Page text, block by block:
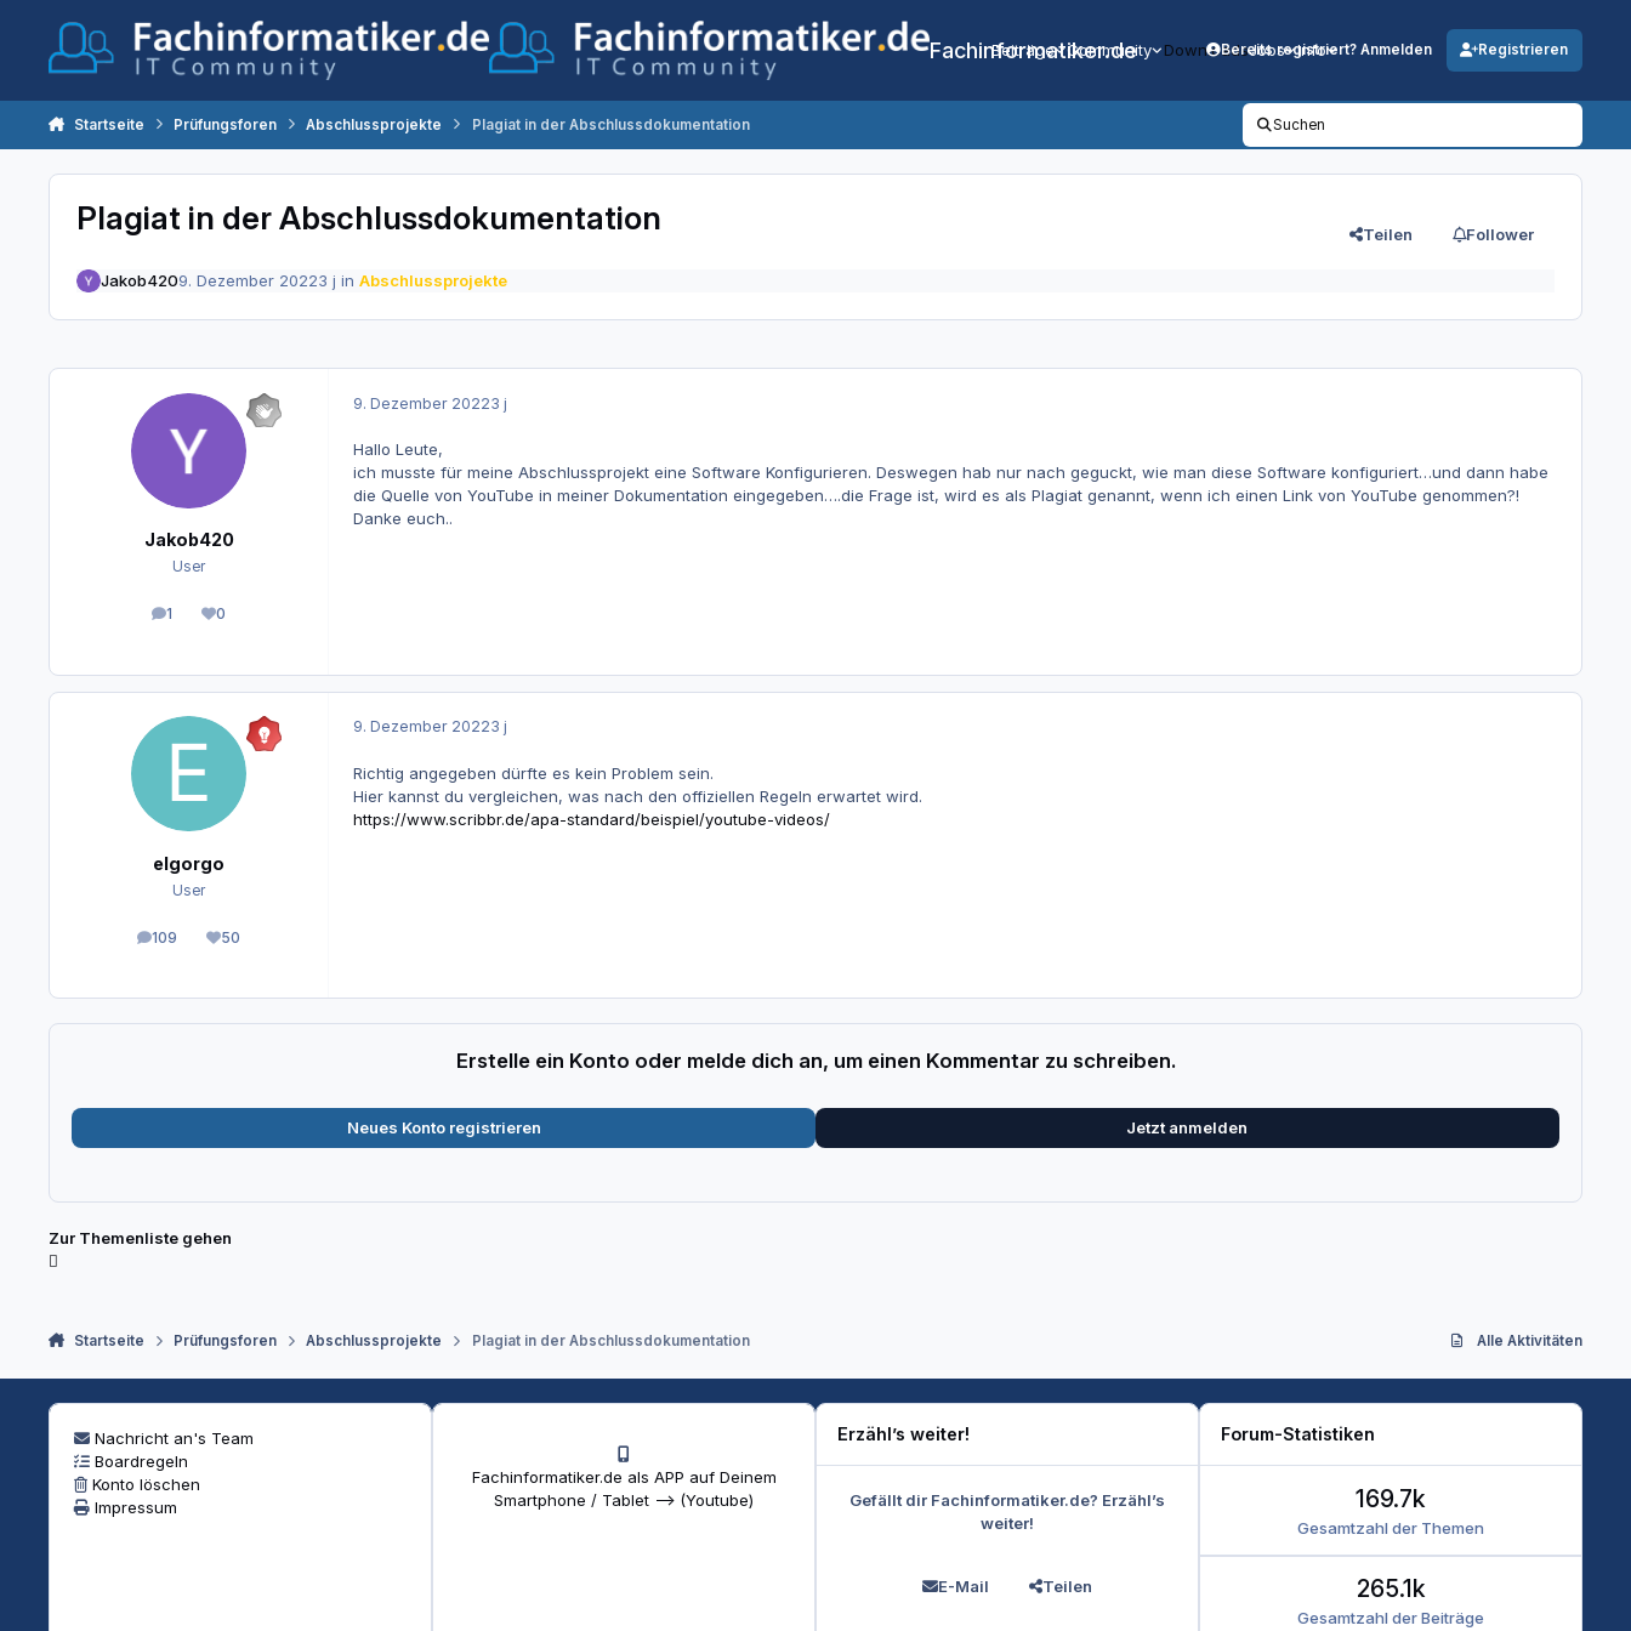
Fachinformatiker.de
Beiträge Community DownloadsJobs Info
Bereits registriert? Anmelden Registrieren
Startseite Prüfungsforen Abschlussprojekte Plagiat in der Abschlussdokumentation Suchen
Plagiat in der Abschlussdokumentation Teilen Follower
Jakob4209. Dezember 20223 j in Abschlussprojekte
Jakob420
User
1
Beiträge0
Reputation
9. Dezember 20223 j
Hallo Leute,
ich musste für meine Abschlussprojekt eine Software Konfigurieren. Deswegen hab nur nach geguckt, wie man diese Software konfiguriert…und dann habe
die Quelle von YouTube in meiner Dokumentation eingegeben….die Frage ist, wird es als Plagiat genannt, wenn ich einen Link von YouTube genommen?!
Danke euch..
elgorgo
User
109
Beiträge 50
Reputation
9. Dezember 20223 j
Richtig angegeben dürfte es kein Problem sein.
Hier kannst du vergleichen, was nach den offiziellen Regeln erwartet wird.
https://www.scribbr.de/apa-standard/beispiel/youtube-videos/
Erstelle ein Konto oder melde dich an, um einen Kommentar zu schreiben.
Neues Konto registrieren Jetzt anmelden
Zur Themenliste gehen
Startseite Prüfungsforen Abschlussprojekte Plagiat in der Abschlussdokumentation Alle Aktivitäten
Nachricht an's Team
Boardregeln
Konto löschen
Impressum
Fachinformatiker.de als APP auf Deinem
Smartphone / Tablet --> (Youtube)
Erzähl’s weiter!
Gefällt dir Fachinformatiker.de? Erzähl’s
weiter!
E-Mail Teilen
Forum-Statistiken
Gesamtzahl der Themen
169.7k
Gesamtzahl der Beiträge
265.1k